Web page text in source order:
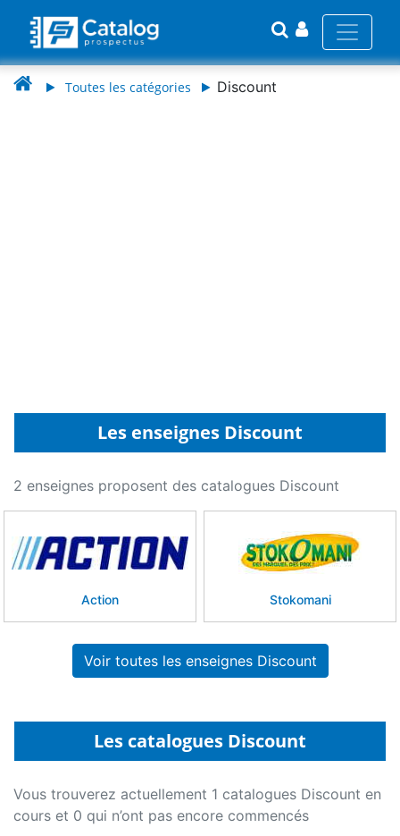
Toutes les catégories Discount
Les enseignes Discount
2 enseignes proposent des catalogues Discount
Action Stokomani
Voir toutes les enseignes Discount
Les catalogues Discount
Vous trouverez actuellement 1 catalogues Discount en
cours et 0 qui n’ont pas encore commencés